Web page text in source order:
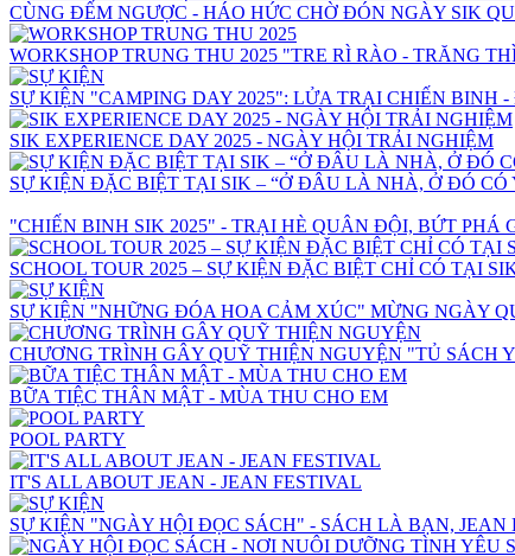
CÙNG ĐẾM NGƯỢC - HÁO HỨC CHỜ ĐÓN NGÀY SIK
WORKSHOP TRUNG THU 2025 "TRE RÌ RÀO - TRĂNG
SỰ KIỆN "CAMPING DAY 2025": LỬA TRẠI CHIẾN BINH
SIK EXPERIENCE DAY 2025 - NGÀY HỘI TRẢI NGHIỆM
SỰ KIỆN ĐẶC BIỆT TẠI SIK – “Ở ĐÂU LÀ NHÀ, Ở ĐÓ CÓ
"CHIẾN BINH SIK 2025" - TRẠI HÈ QUÂN ĐỘI, BỨT PHÁ
SCHOOL TOUR 2025 – SỰ KIỆN ĐẶC BIỆT CHỈ CÓ TẠI
SỰ KIỆN "NHỮNG ĐÓA HOA CẢM XÚC" MỪNG NGÀY
CHƯƠNG TRÌNH GÂY QUỸ THIỆN NGUYỆN "TỦ SÁCH
BỮA TIỆC THÂN MẬT - MÙA THU CHO EM
POOL PARTY
IT'S ALL ABOUT JEAN - JEAN FESTIVAL
SỰ KIỆN "NGÀY HỘI ĐỌC SÁCH" - SÁCH LÀ BẠN,